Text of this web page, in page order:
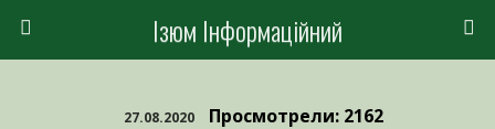
Ізюм Інформаційний
27.08.2020 Просмотрели: 2162